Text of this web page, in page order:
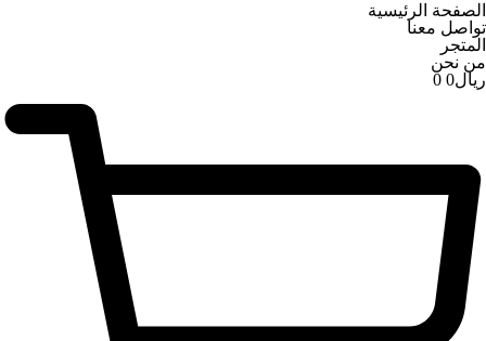
الصفحة الرئيسية
تواصل معنا
المتجر
من نحن
ریال0
0